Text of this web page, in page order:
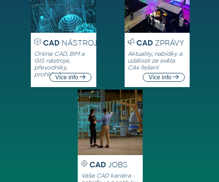
CADNÁSTROJE
Online CAD, BIM a
GIS nástroje,
převodníky,
prohlížečeVíce info
CADZPRÁVY
Aktuality, nabídky a
události ze světa
CAx řešení
Více info
CAD JOBS
Vaše CAD kariéra -